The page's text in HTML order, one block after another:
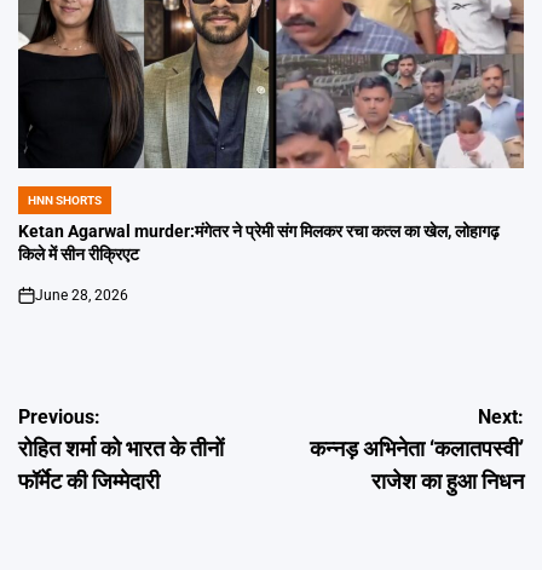
POSTED
IN
HNN SHORTS
Ketan Agarwal murder:मंगेतर ने प्रेमी संग मिलकर रचा कत्ल का खेल, लोहागढ़
किले में सीन रीक्रिएट
on
June 28, 2026
Post
navigation
Previous:
रोहित शर्मा को भारत के तीनों
फॉर्मेट की जिम्मेदारी
Next:
कन्नड़ अभिनेता ‘कलातपस्वी’
राजेश का हुआ निधन